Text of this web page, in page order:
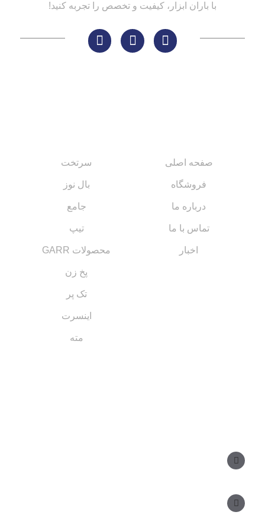
با باران ابزار، کیفیت و تخصص را تجربه کنید!
صفحه اصلی
فروشگاه
درباره ما
تماس با ما
اخبار
سرتخت
بال نوز
جامع
تیپ
محصولات GARR
پخ زن
تک پر
اینسرت
مته